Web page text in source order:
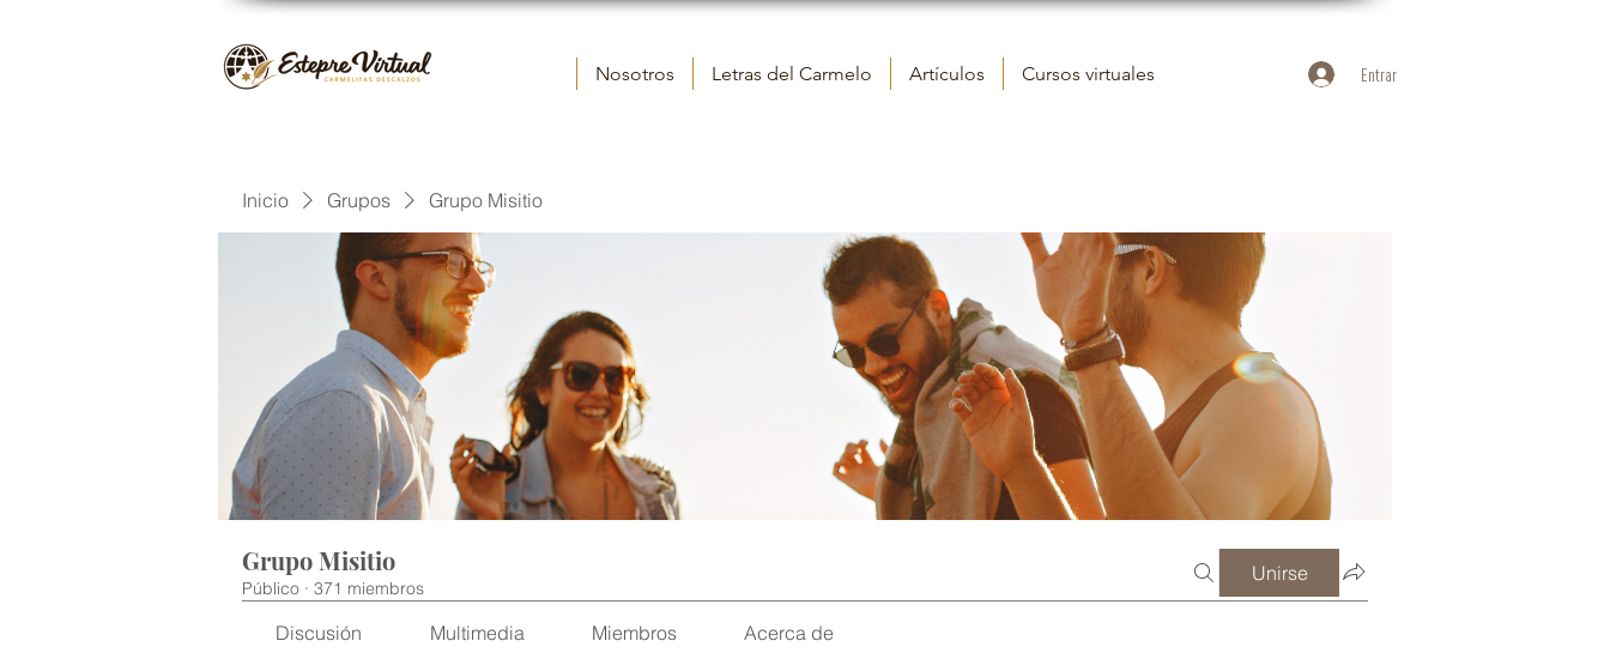
Nosotros Letras del Carmelo Artículos Cursos virtuales Entrar
Inicio Grupos Grupo Misitio
Grupo Misitio
Público · 371 miembros
Unirse
Discusión Multimedia Miembros Acerca de